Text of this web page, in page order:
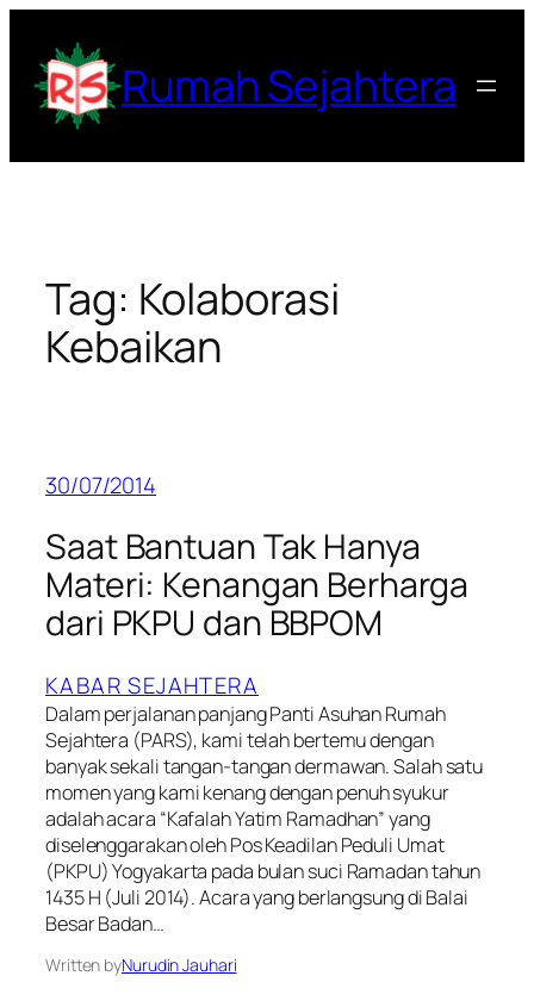
konten
Rumah Sejahtera
Tag: Kolaborasi
Kebaikan
30/07/2014
Saat Bantuan Tak Hanya
Materi: Kenangan Berharga
dari PKPU dan BBPOM
KABAR SEJAHTERA
Dalam perjalanan panjang Panti Asuhan Rumah
Sejahtera (PARS), kami telah bertemu dengan
banyak sekali tangan-tangan dermawan. Salah satu
momen yang kami kenang dengan penuh syukur
adalah acara “Kafalah Yatim Ramadhan” yang
diselenggarakan oleh Pos Keadilan Peduli Umat
(PKPU) Yogyakarta pada bulan suci Ramadan tahun
1435 H (Juli 2014). Acara yang berlangsung di Balai
Besar Badan…
Written byNurudin Jauhari